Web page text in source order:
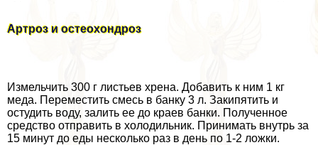
Артроз и остеохондроз
Измельчить 300 г листьев хрена. Добавить к ним 1 кг
меда. Переместить смесь в банку 3 л. Закипятить и
остудить воду, залить ее до краев банки. Полученное
средство отправить в холодильник. Принимать внутрь за
15 минут до еды несколько раз в день по 1-2 ложки.